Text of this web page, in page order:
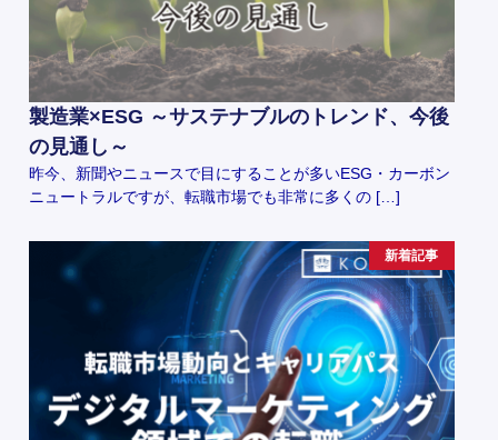
製造業×ESG ～サステナブルのトレンド、今後
の見通し～
昨今、新聞やニュースで目にすることが多いESG・カーボン
ニュートラルですが、転職市場でも非常に多くの […]
新着記事